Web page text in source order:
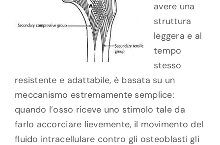
avere una
struttura
leggera e al
tempo
stesso
resistente e adattabile, è basata su un
meccanismo estremamente semplice:
quando l’osso riceve uno stimolo tale da
farlo accorciare lievemente, il movimento del
fluido intracellulare contro gli osteoblasti gli